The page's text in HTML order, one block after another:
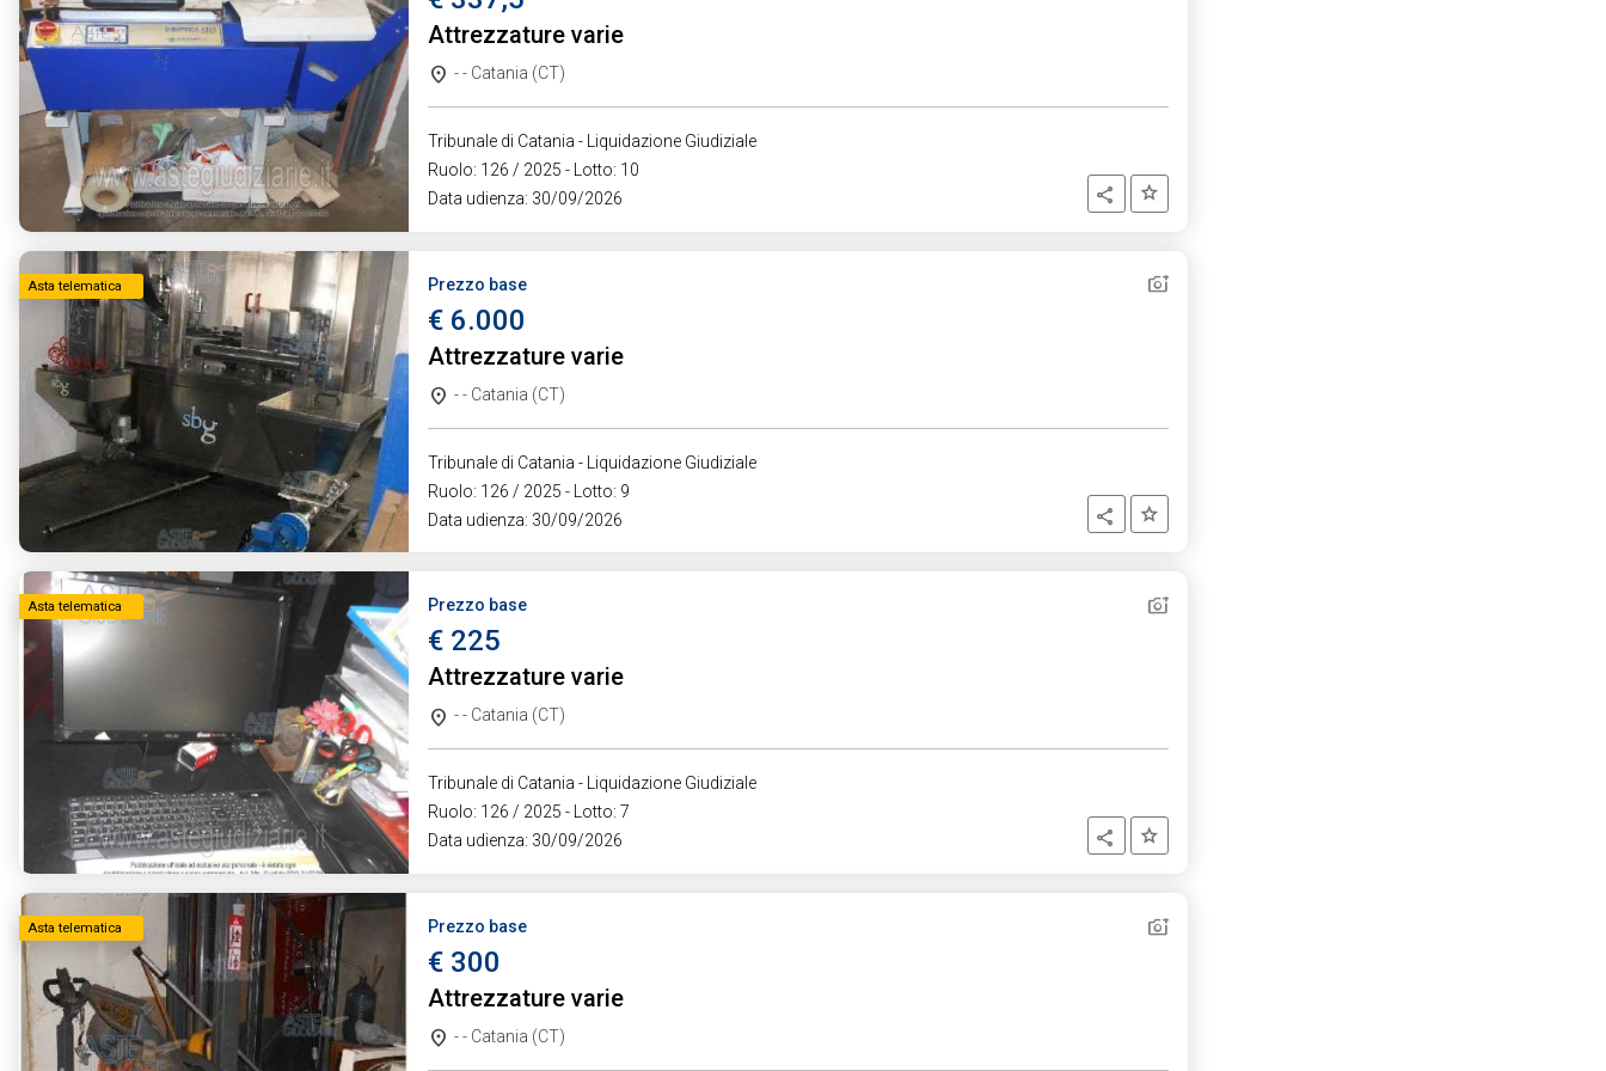
Attrezzature varie
- - Catania (CT)
Tribunale di Catania - Liquidazione Giudiziale
Ruolo: 126 / 2025 - Lotto: 10
Data udienza: 30/09/2026
Condividi
Asta telematica Prezzo base
€ 6.000
Attrezzature varie
- - Catania (CT)
Tribunale di Catania - Liquidazione Giudiziale
Ruolo: 126 / 2025 - Lotto: 9
Data udienza: 30/09/2026
Condividi
Asta telematica Prezzo base
€ 225
Attrezzature varie
- - Catania (CT)
Tribunale di Catania - Liquidazione Giudiziale
Ruolo: 126 / 2025 - Lotto: 7
Data udienza: 30/09/2026
Condividi
Asta telematica Prezzo base
€ 300
Attrezzature varie
- - Catania (CT)